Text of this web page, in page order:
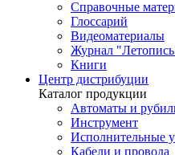
Справочные
Глоссарий
Видеоматериалы
Журнал "Летопись
Книги
Центр дистрибуции
Каталог продукции
Автоматы и
Инструмент
Исполнительные
Кабели и провода